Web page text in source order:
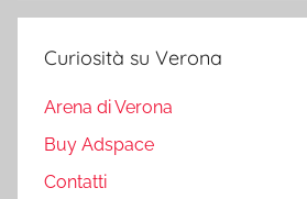
Curiosità su Verona
Arena di Verona
Buy Adspace
Contatti